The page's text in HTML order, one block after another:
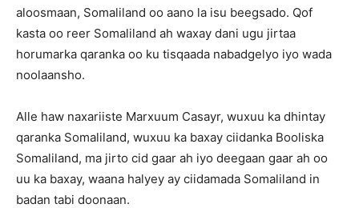
aloosmaan, Somaliland oo aano la isu beegsado. Qof
kasta oo reer Somaliland ah waxay dani ugu jirtaa
horumarka qaranka oo ku tisqaada nabadgelyo iyo wada
noolaansho.
Alle haw naxariiste Marxuum Casayr, wuxuu ka dhintay
qaranka Somaliland, wuxuu ka baxay ciidanka Booliska
Somaliland, ma jirto cid gaar ah iyo deegaan gaar ah oo
uu ka baxay, waana halyey ay ciidamada Somaliland in
badan tabi doonaan.